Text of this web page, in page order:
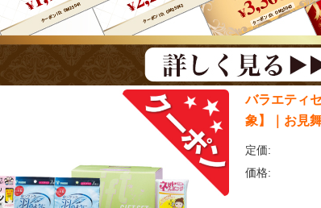
バラエティ
象】｜お見
定価:
価格: